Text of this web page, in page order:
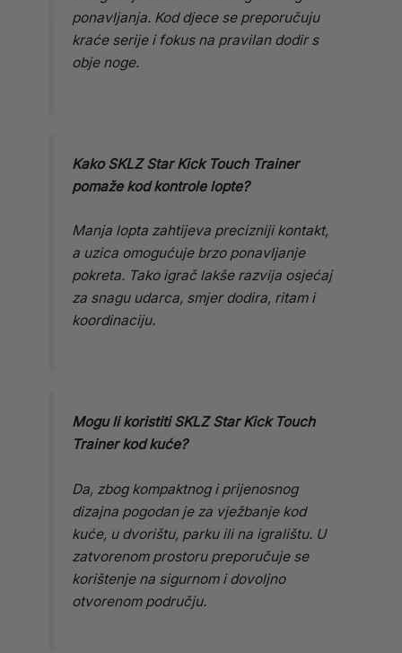
ponavljanja. Kod djece se preporučuju
kraće serije i fokus na pravilan dodir s
obje noge.
Kako SKLZ Star Kick Touch Trainer
pomaže kod kontrole lopte?
Manja lopta zahtijeva precizniji kontakt,
a uzica omogućuje brzo ponavljanje
pokreta. Tako igrač lakše razvija osjećaj
za snagu udarca, smjer dodira, ritam i
koordinaciju.
Mogu li koristiti SKLZ Star Kick Touch
Trainer kod kuće?
Da, zbog kompaktnog i prijenosnog
dizajna pogodan je za vježbanje kod
kuće, u dvorištu, parku ili na igralištu. U
zatvorenom prostoru preporučuje se
korištenje na sigurnom i dovoljno
otvorenom području.